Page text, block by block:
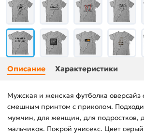
Описание Характеристики
Мужская и женская футболка оверсайз
смешным принтом с приколом.
мужчин, для женщин, для подростков,
мальчиков. Покрой унисекс. Цвет